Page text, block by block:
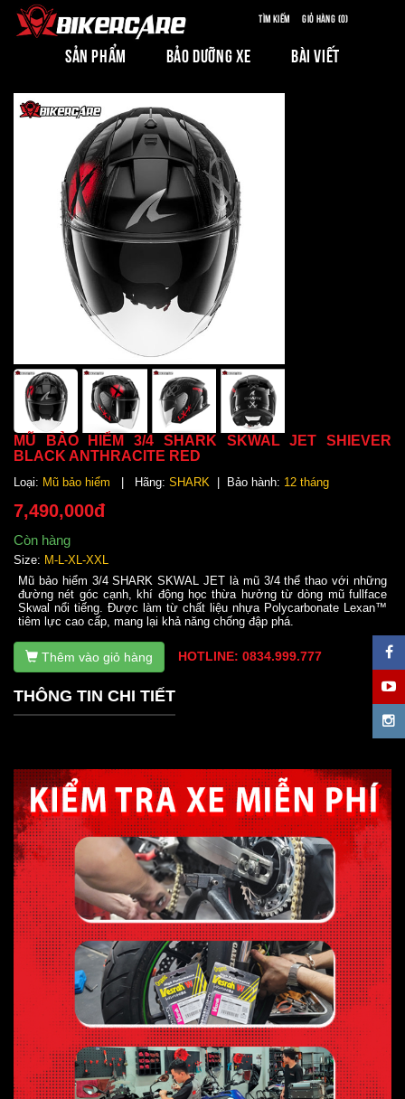
Tìm kiếm Giỏ hàng (0)
SẢN PHẨM BẢO DƯỠNG XE BÀI VIẾT
MŨ BẢO HIỂM 3/4 SHARK SKWAL JET SHIEVER
BLACK ANTHRACITE RED
Loại: Mũ bảo hiểm | Hãng: SHARK | Bảo hành: 12 tháng
7,490,000đ
Còn hàng
Size: M-L-XL-XXL
Mũ bảo hiểm 3/4 SHARK SKWAL JET là mũ 3/4 thể thao với những
đường nét góc cạnh, khí động học thừa hưởng từ dòng mũ fullface
Skwal nổi tiếng. Được làm từ chất liệu nhựa Polycarbonate Lexan™
tiêm lực cao cấp, mang lại khả năng chống đập phá.
Thêm vào giỏ hàng HOTLINE: 0834.999.777
THÔNG TIN CHI TIẾT